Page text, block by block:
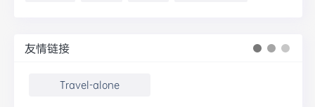
友情链接
Travel-alone